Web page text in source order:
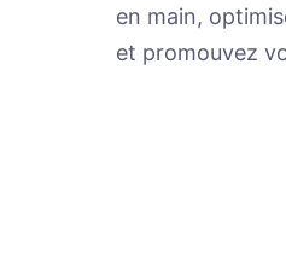
en main,
et promouvez